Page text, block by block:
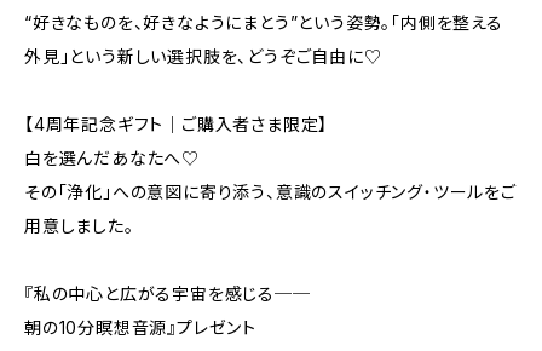
“好きなものを、好きなようにまとう”という姿勢。「内側を整える
外見」という新しい選択肢を、どうぞご自由に♡
【4周年記念ギフト｜ご購入者さま限定】
白を選んだあなたへ♡
その「浄化」への意図に寄り添う、意識のスイッチング・ツールをご
用意しました。
『私の中心と広がる宇宙を感じる──
朝の10分瞑想音源』プレゼント